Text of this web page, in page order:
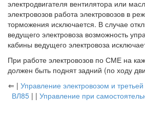
электродвигателя вентилятора или
электровозов работа электровозов в
торможения исключается. В случае
ведущего электровоза возможность
кабины ведущего электровоза
При работе электровозов по СМЕ на
должен быть поднят задний (по ходу
⇐ | Управление электровозом и
ВЛ85| | Управление при